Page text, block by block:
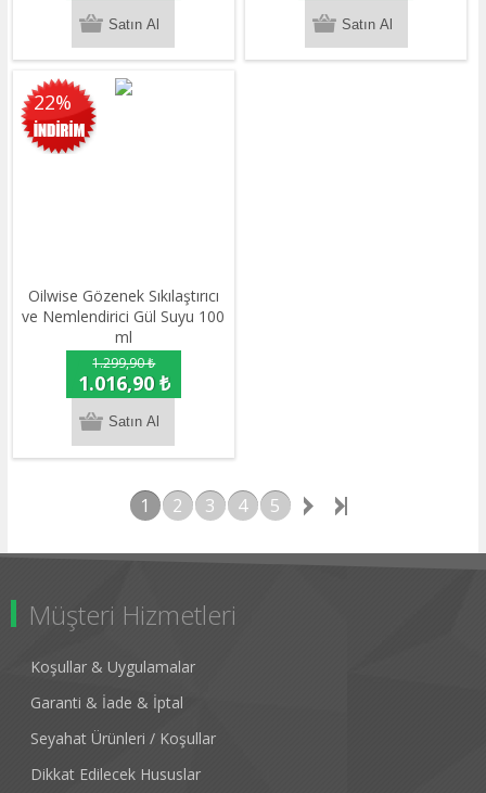
22%
Oilwise Gözenek Sıkılaştırıcı
ve Nemlendirici Gül Suyu 100
ml
1.299,90 ₺
1.016,90 ₺
1 2 3 4 5
Müşteri Hizmetleri
Koşullar & Uygulamalar
Garanti & İade & İptal
Seyahat Ürünleri / Koşullar
Dikkat Edilecek Hususlar